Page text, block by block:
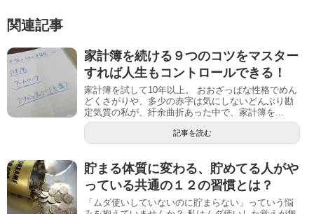
関連記事
家計簿を続ける９つのコツをマスター
すれば人生もコントロールできる！
家計簿を試して10年以上。 おおざっぱな性格でめん
どくさがりや、多少の赤字は気にしないどんぶり勘
定気質の私が、紆余曲折あった中で、家計簿を...
記事を読む
貯まる体質に変わる、貯めてる人がや
っている共通の１２の習慣とは？
「ムダ使いしていないのに貯まらない」っていう悩